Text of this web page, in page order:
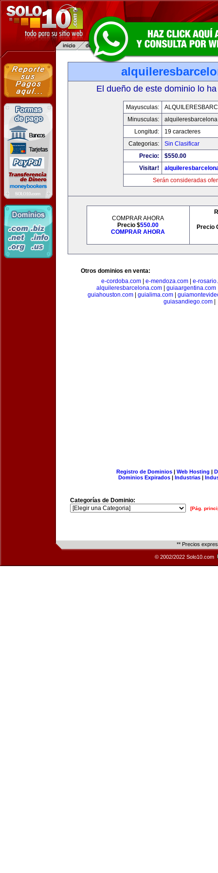
El dueño de este dominio lo
Mayusculas:
Minusculas:
Longitud:
19 caracteres
Categorias:
Sin Clasificar
Precio:
$550.00
Visitar!
Serán consideradas
COMPRAR AHORA
Precio $550.00
COMPRAR AHORA
Precio
Otros dominios en venta:
e-cordoba.com
e-mendoza.com
e-
alquileresbarcelona.com| guiaargentina.com
guiahouston.com| guialima.com|
guiasandiego.com|
Registro de Dominios| Web Hosting |
Dominios Expirados | Industrias |
Categorías de Dominio:
[Pág.
** Precios
© 2002/2022 Solo10.com